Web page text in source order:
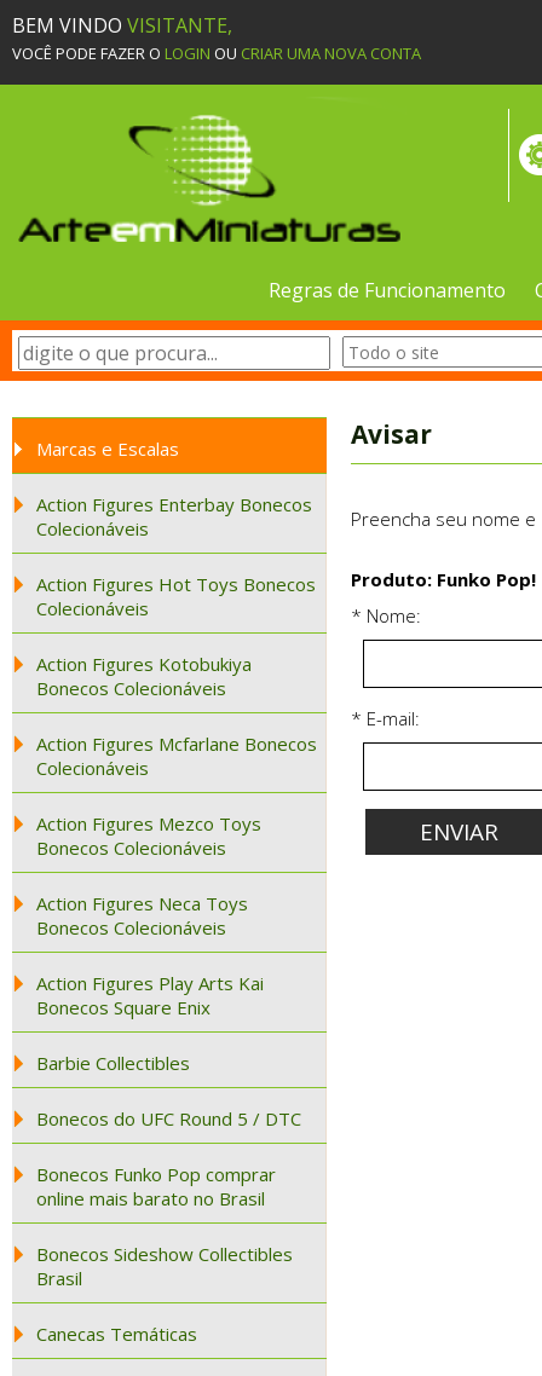
BEM VINDO VISITANTE,
VOCÊ PODE FAZER O LOGIN OU CRIAR UMA NOVA CONTA
Regras de Funcionamento
Marcas e Escalas
Action Figures Enterbay Bonecos
Colecionáveis
Action Figures Hot Toys Bonecos
Colecionáveis
Action Figures Kotobukiya
Bonecos Colecionáveis
Action Figures Mcfarlane Bonecos
Colecionáveis
Action Figures Mezco Toys
Bonecos Colecionáveis
Action Figures Neca Toys
Bonecos Colecionáveis
Action Figures Play Arts Kai
Bonecos Square Enix
Barbie Collectibles
Bonecos do UFC Round 5 / DTC
Bonecos Funko Pop comprar
online mais barato no Brasil
Bonecos Sideshow Collectibles
Brasil
Canecas Temáticas
Avisar
Preencha seu nome
Produto: Funko
* Nome:
* E-mail: